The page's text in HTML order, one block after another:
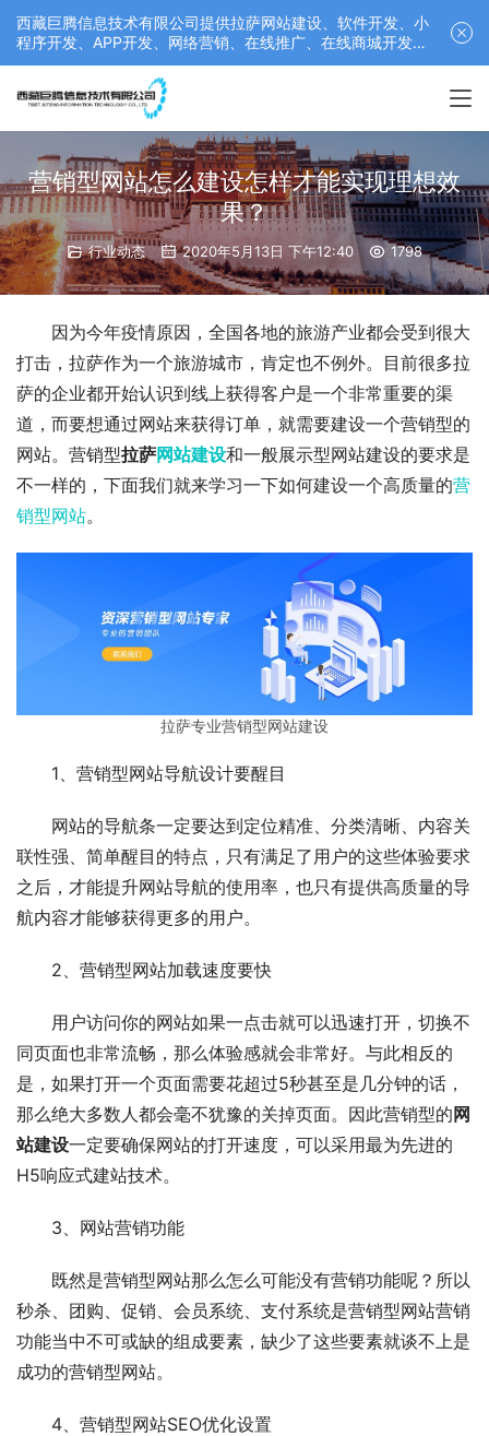
西藏巨腾信息技术有限公司提供拉萨网站建设、软件开发、小
程序开发、APP开发、网络营销、在线推广、在线商城开发等
服务，联系电话： 17689511878
营销型网站怎么建设怎样才能实现理想效
果？
行业动态 2020年5月13日 下午12:40 1798
因为今年疫情原因，全国各地的旅游产业都会受到很大
打击，拉萨作为一个旅游城市，肯定也不例外。目前很多拉
萨的企业都开始认识到线上获得客户是一个非常重要的渠
道，而要想通过网站来获得订单，就需要建设一个营销型的
网站。营销型拉萨网站建设和一般展示型网站建设的要求是
不一样的，下面我们就来学习一下如何建设一个高质量的营
销型网站。
拉萨专业营销型网站建设
1、营销型网站导航设计要醒目
网站的导航条一定要达到定位精准、分类清晰、内容关
联性强、简单醒目的特点，只有满足了用户的这些体验要求
之后，才能提升网站导航的使用率，也只有提供高质量的导
航内容才能够获得更多的用户。
2、营销型网站加载速度要快
用户访问你的网站如果一点击就可以迅速打开，切换不
同页面也非常流畅，那么体验感就会非常好。与此相反的
是，如果打开一个页面需要花超过5秒甚至是几分钟的话，
那么绝大多数人都会毫不犹豫的关掉页面。因此营销型的 网
站建设一定要确保网站的打开速度，可以采用最为先进的
H5响应式建站技术。
3、网站营销功能
既然是营销型网站那么怎么可能没有营销功能呢？所以
秒杀、团购、促销、会员系统、支付系统是营销型网站营销
功能当中不可或缺的组成要素，缺少了这些要素就谈不上是
成功的营销型网站。
4、营销型网站SEO优化设置